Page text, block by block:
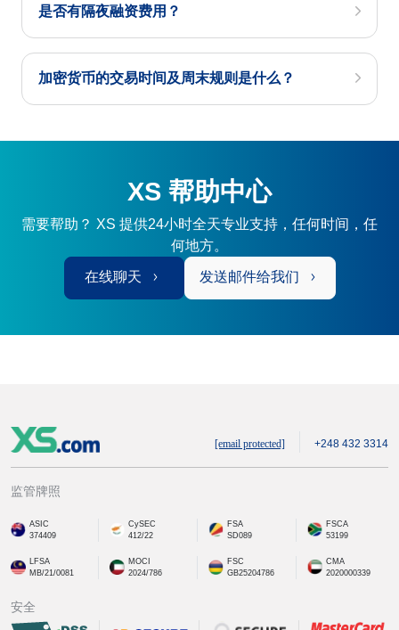
是否有隔夜融资费用？
加密货币的交易时间及周末规则是什么？
XS 帮助中心
需要帮助？ XS 提供24小时全天专业支持，任何时间，任
何地方。
在线聊天 发送邮件给我们
[email protected] +248 432 3314
监管牌照
ASIC
374409
CySEC
412/22
FSA
SD089
FSCA
53199
LFSA
MB/21/0081
MOCI
2024/786
FSC
GB25204786
CMA
2020000339
安全